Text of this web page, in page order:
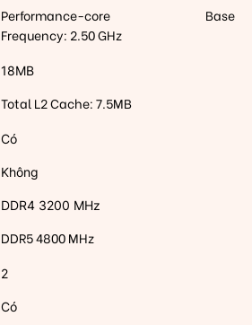
Performance-core Base
Frequency: 2.50 GHz
18MB
Total L2 Cache: 7.5MB
Có
Không
DDR4 3200 MHz
DDR5 4800 MHz
2
Có